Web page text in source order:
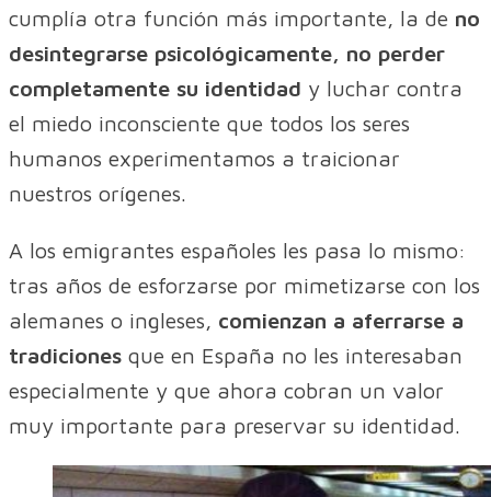
cumplía otra función más importante, la de no
desintegrarse psicológicamente, no perder
completamente su identidad y luchar contra
el miedo inconsciente que todos los seres
humanos experimentamos a traicionar
nuestros orígenes.
A los emigrantes españoles les pasa lo mismo:
tras años de esforzarse por mimetizarse con los
alemanes o ingleses, comienzan a aferrarse a
tradiciones que en España no les interesaban
especialmente y que ahora cobran un valor
muy importante para preservar su identidad.